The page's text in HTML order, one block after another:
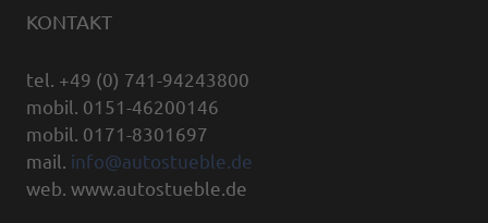
KONTAKT
tel. +49 (0) 741-94243800
mobil. 0151-46200146
mobil. 0171-8301697
mail. info@autostueble.de
web. www.autostueble.de